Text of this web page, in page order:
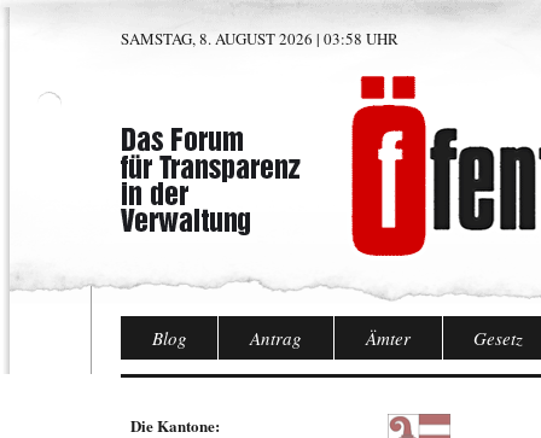
SAMSTAG, 8. AUGUST 2026 | 03:58 UHR
Blog Antrag Ämter Gesetz
Die Kantone: